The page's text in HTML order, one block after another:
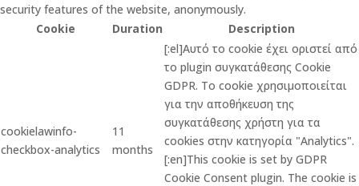
security features of the website, anonymously.
Cookie
Duration Description
cookielawinfo-
checkbox-analytics
11
months
[:el]Αυτό το cookie έχει οριστεί από
το plugin συγκατάθεσης Cookie
GDPR. Το cookie χρησιμοποιείται
για την αποθήκευση της
συγκατάθεσης χρήστη για τα
cookies στην κατηγορία "Analytics".
[:en]This cookie is set by GDPR
Cookie Consent plugin. The cookie is